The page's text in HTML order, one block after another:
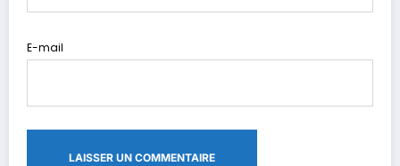
E-mail